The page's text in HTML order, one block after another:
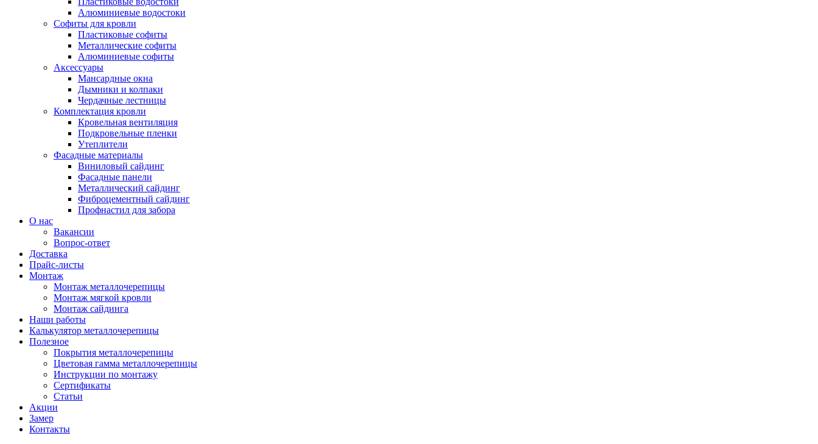
Алюминиевые водостоки
Софиты для кровли
Пластиковые софиты
Металлические софиты
Алюминиевые софиты
Аксессуары
Мансардные окна
Дымники и колпаки
Чердачные лестницы
Комплектация кровли
Кровельная вентиляция
Подкровельные пленки
Утеплители
Фасадные материалы
Виниловый сайдинг
Фасадные панели
Металлический сайдинг
Фиброцементный сайдинг
Профнастил для забора
О нас
Вакансии
Вопрос-ответ
Доставка
Прайс-листы
Монтаж
Монтаж металлочерепицы
Монтаж мягкой кровли
Монтаж сайдинга
Наши работы
Калькулятор металлочерепицы
Полезное
Покрытия металлочерепицы
Цветовая гамма металлочерепицы
Инструкции по монтажу
Сертификаты
Статьи
Акции
Замер
Контакты